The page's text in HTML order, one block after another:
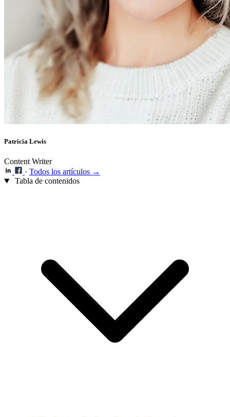
Patricia Lewis
Content Writer
· Todos los artículos →
Tabla de contenidos